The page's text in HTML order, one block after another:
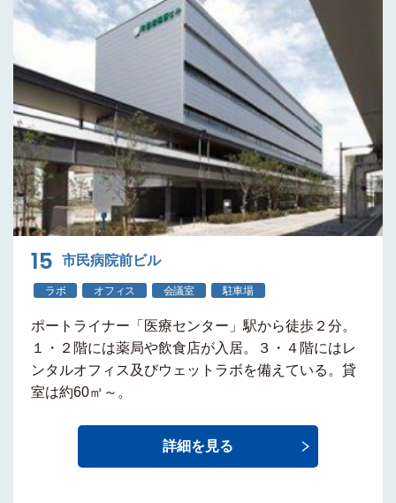
15 市民病院前ビル
ラボ オフィス 会議室 駐車場
ポートライナー 「医療センター」駅から徒歩２分。
１・２階には薬局や飲食店が入居。３・４階にはレ
ンタルオフィス及びウェットラボを備えている。貸
室は約60㎡～。
詳細を見る